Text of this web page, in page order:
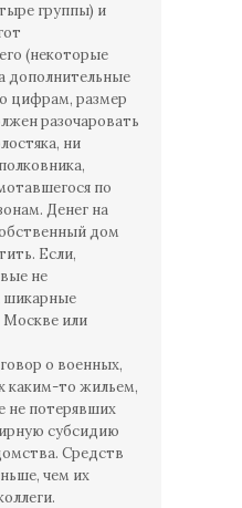
группы) и
(некоторые
дополнительные
цифрам, размер
разочаровать
ни
по
Денег на
дом
Если,
не
шикарные
или
о военных,
каким-то жильем,
не потерявших
субсидию
Средств
чем их